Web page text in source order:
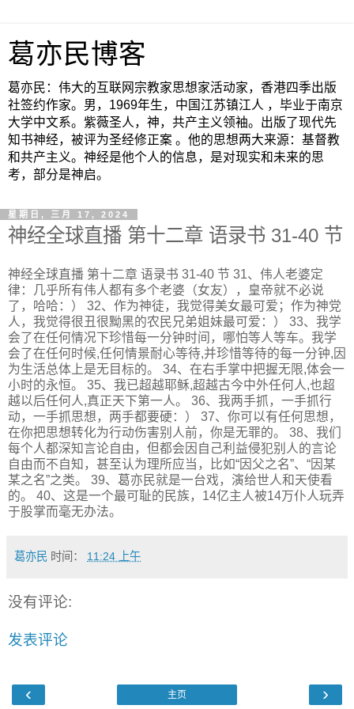
葛亦民博客
葛亦民：伟大的互联网宗教家思想家活动家，香港四季出版
社签约作家。男，1969年生，中国江苏镇江人 ，毕业于南京
大学中文系。紫薇圣人，神，共产主义领袖。出版了现代先
知书神经，被评为圣经修正案 。他的思想两大来源：基督教
和共产主义。神经是他个人的信息，是对现实和未来的思
考，部分是神启。
星期日, 三月 17, 2024
神经全球直播 第十二章 语录书 31-40 节
神经全球直播 第十二章 语录书 31-40 节 31、伟人老婆定
律：几乎所有伟人都有多个老婆（女友），皇帝就不必说
了，哈哈：） 32、作为神徒，我觉得美女最可爱；作为神党
人，我觉得很丑很黝黑的农民兄弟姐妹最可爱：） 33、我学
会了在任何情况下珍惜每一分钟时间，哪怕等人等车。我学
会了在任何时候,任何情景耐心等待,并珍惜等待的每一分钟,因
为生活总体上是无目标的。 34、在右手掌中把握无限,体会一
小时的永恒。 35、我已超越耶稣,超越古今中外任何人,也超
越以后任何人,真正天下第一人。 36、我两手抓，一手抓行
动，一手抓思想，两手都要硬：） 37、你可以有任何思想，
在你把思想转化为行动伤害别人前，你是无罪的。 38、我们
每个人都深知言论自由，但都会因自己利益侵犯别人的言论
自由而不自知，甚至认为理所应当，比如“因父之名”、“因某
某之名”之类。 39、葛亦民就是一台戏，演给世人和天使看
的。 40、这是一个最可耻的民族，14亿主人被14万仆人玩弄
于股掌而毫无办法。
葛亦民 时间： 11:24 上午
没有评论:
发表评论
‹ ›
主页